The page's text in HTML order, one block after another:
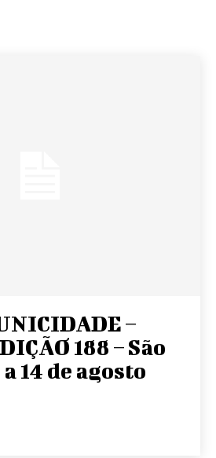
–
188 – São
14 de agosto